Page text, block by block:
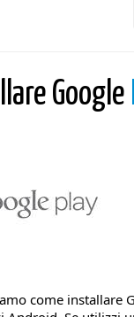
Google
come installare